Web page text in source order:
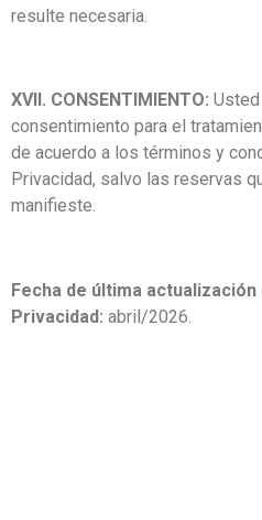
resulte necesaria.
XVII. CONSENTIMIENTO:
consentimiento para el
de acuerdo a los términos y
Privacidad, salvo las reservas
manifieste.
Fecha de última
Privacidad: abril/2026.